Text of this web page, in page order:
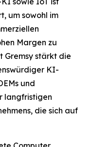
um sowohl im
Margen zu
Gremsy stärkt die
KI-
und
langfristigen
die sich auf